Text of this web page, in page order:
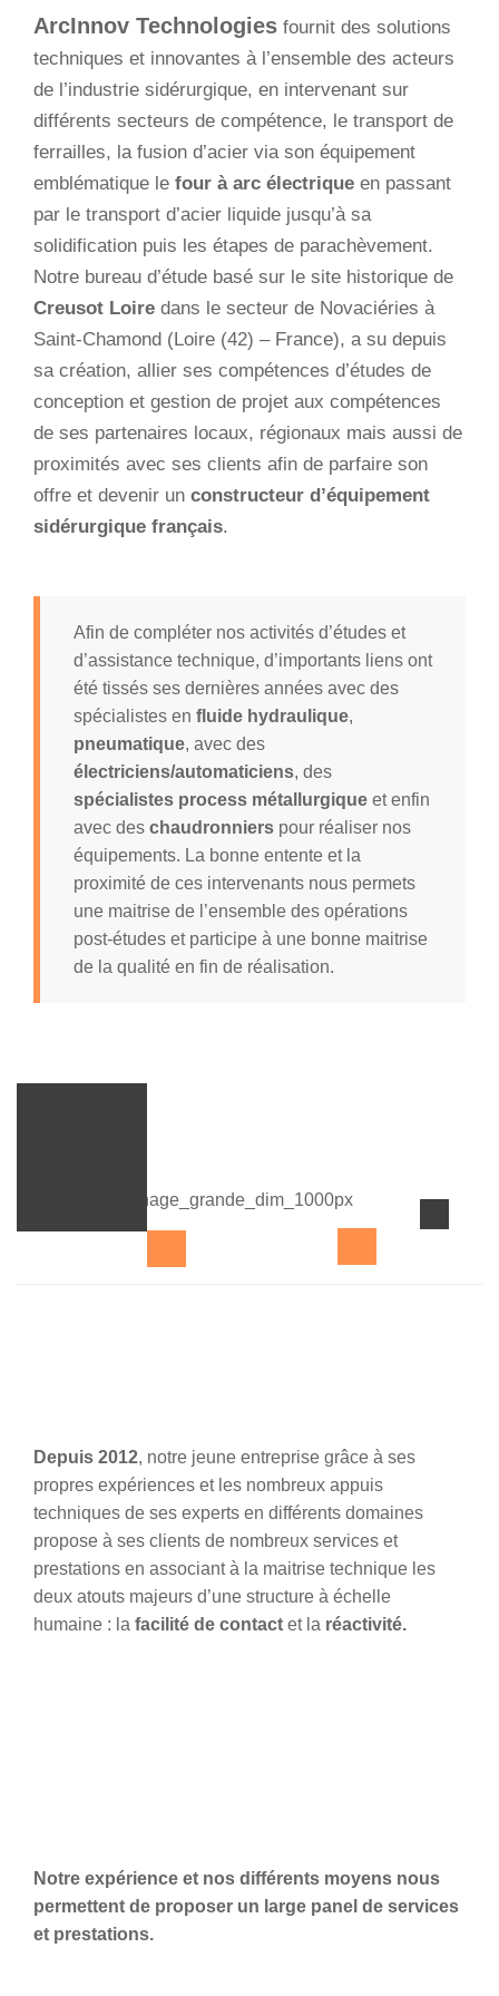
ArcInnov Technologies fournit des solutions
techniques et innovantes à l’ensemble des acteurs
de l’industrie sidérurgique, en intervenant sur
différents secteurs de compétence, le transport de
ferrailles, la fusion d’acier via son équipement
emblématique le four à arc électrique en passant
par le transport d’acier liquide jusqu’à sa
solidification puis les étapes de parachèvement.
Notre bureau d’étude basé sur le site historique de
Creusot Loire dans le secteur de Novaciéries à
Saint-Chamond (Loire (42) – France), a su depuis
sa création, allier ses compétences d’études de
conception et gestion de projet aux compétences
de ses partenaires locaux, régionaux mais aussi de
proximités avec ses clients afin de parfaire son
offre et devenir un constructeur d’équipement
sidérurgique français.
Afin de compléter nos activités d’études et
d’assistance technique, d’importants liens ont
été tissés ses dernières années avec des
spécialistes en fluide hydraulique,
pneumatique, avec des
électriciens/automaticiens, des
spécialistes process métallurgique et enfin
avec des chaudronniers pour réaliser nos
équipements. La bonne entente et la
proximité de ces intervenants nous permets
une maitrise de l’ensemble des opérations
post-études et participe à une bonne maitrise
de la qualité en fin de réalisation.
Depuis 2012, notre jeune entreprise grâce à ses
propres expériences et les nombreux appuis
techniques de ses experts en différents domaines
propose à ses clients de nombreux services et
prestations en associant à la maitrise technique les
deux atouts majeurs d’une structure à échelle
humaine : la facilité de contact et la réactivité.
Notre expérience et nos différents moyens nous
permettent de proposer un large panel de services
et prestations.